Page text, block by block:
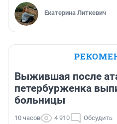
Екатерина Литкевич
Выжившая после
петербурженка
больницы
10 часов 4 910 Обсудить